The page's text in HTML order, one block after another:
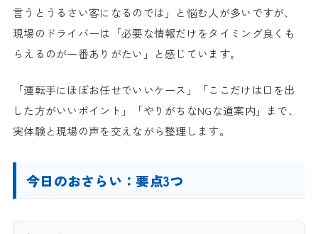
言うとうるさい客になるのでは」と悩む人が多いですが、
現場のドライバーは「必要な情報だけをタイミング良くも
らえるのが一番ありがたい」と感じています。
「運転手にほぼお任せでいいケース」「ここだけは口を出
した方がいいポイント」「やりがちなNGな道案内」まで、
実体験と現場の声を交えながら整理します。
今日のおさらい：要点3つ